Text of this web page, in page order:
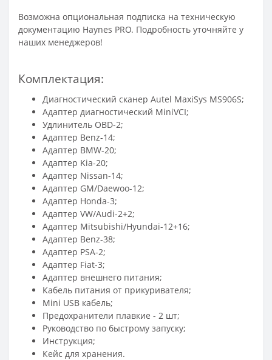
Возможна опциональная подписка на техническую
документацию Haynes PRO. Подробность уточняйте у
наших менеджеров!
Комплектация:
Диагностический сканер Autel MaxiSys MS906S;
Адаптер диагностический MiniVCI;
Удлинитель OBD-2;
Адаптер Benz-14;
Адаптер BMW-20;
Адаптер Kia-20;
Адаптер Nissan-14;
Адаптер GM/Daewoo-12;
Адаптер Honda-3;
Адаптер VW/Audi-2+2;
Адаптер Mitsubishi/Hyundai-12+16;
Адаптер Benz-38;
Адаптер PSA-2;
Адаптер Fiat-3;
Адаптер внешнего питания;
Кабель питания от прикуривателя;
Mini USB кабель;
Предохранители плавкие - 2 шт;
Руководство по быстрому запуску;
Инструкция;
Кейс для хранения.